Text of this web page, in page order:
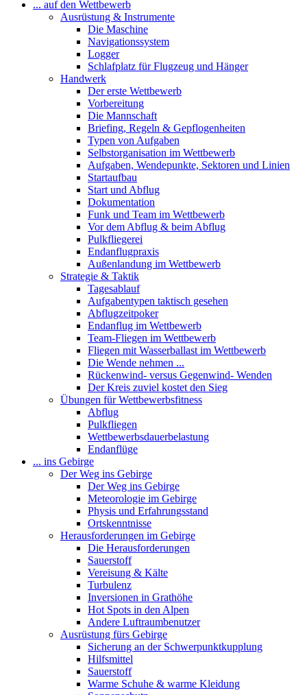
... auf den Wettbewerb
Ausrüstung & Instrumente
Die Maschine
Navigationssystem
Logger
Schlafplatz für Flugzeug und Hänger
Handwerk
Der erste Wettbewerb
Vorbereitung
Die Mannschaft
Briefing, Regeln & Gepflogenheiten
Typen von Aufgaben
Selbstorganisation im Wettbewerb
Aufgaben, Wendepunkte, Sektoren und Linien
Startaufbau
Start und Abflug
Dokumentation
Funk und Team im Wettbewerb
Vor dem Abflug & beim Abflug
Pulkfliegerei
Endanflugpraxis
Außenlandung im Wettbewerb
Strategie & Taktik
Tagesablauf
Aufgabentypen taktisch gesehen
Abflugzeitpoker
Endanflug im Wettbewerb
Team-Fliegen im Wettbewerb
Fliegen mit Wasserballast im Wettbewerb
Die Wende nehmen ...
Rückenwind- versus Gegenwind- Wenden
Der Kreis zuviel kostet den Sieg
Übungen für Wettbewerbsfitness
Abflug
Pulkfliegen
Wettbewerbsdauerbelastung
Endanflüge
... ins Gebirge
Der Weg ins Gebirge
Der Weg ins Gebirge
Meteorologie im Gebirge
Physis und Erfahrungsstand
Ortskenntnisse
Herausforderungen im Gebirge
Die Herausforderungen
Sauerstoff
Vereisung & Kälte
Turbulenz
Inversionen in Grathöhe
Hot Spots in den Alpen
Andere Luftraumbenutzer
Ausrüstung fürs Gebirge
Sicherung an der Schwerpunktkupplung
Hilfsmittel
Sauerstoff
Warme Schuhe & warme Kleidung